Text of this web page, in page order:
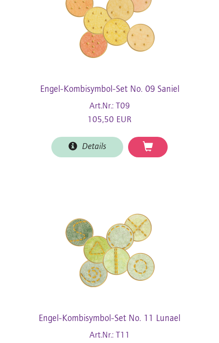
Engel-Kombisymbol-Set No. 09 Saniel
Art.Nr.: T09
105,50 EUR
Details
Engel-Kombisymbol-Set No. 11 Lunael
Art.Nr.: T11